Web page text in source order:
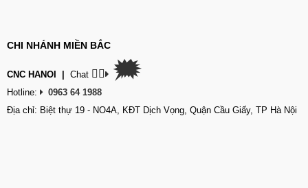
CHI NHÁNH MIỀN BẮC
CNC HANOI | Chat 👉🏽 🗯
Hotline:
0963 64 1988
Địa chỉ: Biệt thự 19 - NO4A, KĐT Dịch Vọng, Quận Cầu Giấy, TP Hà Nội